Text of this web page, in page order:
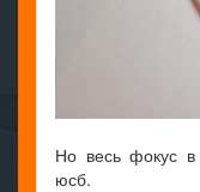
Но весь фокус в
юсб.